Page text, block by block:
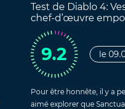
Test de Diablo 4:
chef-d’œuvre
9.2 le
Pour être honnête, il y a
aimé explorer que